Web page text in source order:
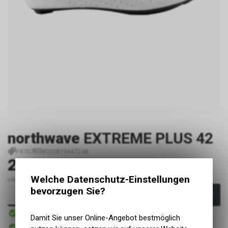
northwave EXTREME PLUS 42
P4767 8030819447248
299,99
inkl. MwSt., zzgl. Versandkosten
In den Warenkorb
Versand
Welche Datenschutz-Einstellungen
bevorzugen Sie?
Damit Sie unser Online-Angebot bestmöglich